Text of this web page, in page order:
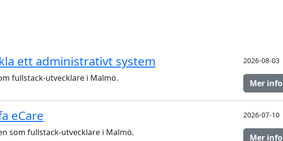
ett administrativt system
fullstack-utvecklare i Malmö.
2026-08-03
Mer info
eCare
som fullstack-utvecklare i Malmö.
2026-07-10
Mer info